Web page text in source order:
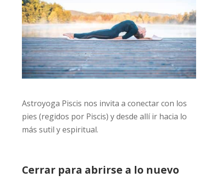
Astroyoga Piscis nos invita a conectar con los
pies (regidos por Piscis) y desde allí ir hacia lo
más sutil y espiritual.
Cerrar para abrirse a lo nuevo